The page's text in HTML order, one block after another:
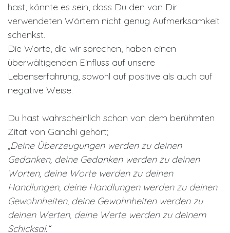
hast, könnte es sein, dass Du den von Dir
verwendeten Wörtern nicht genug Aufmerksamkeit
schenkst.
Die Worte, die wir sprechen, haben einen
überwältigenden Einfluss auf unsere
Lebenserfahrung, sowohl auf positive als auch auf
negative Weise.
Du hast wahrscheinlich schon von dem berühmten
Zitat von Gandhi gehört;
„Deine Überzeugungen werden zu deinen
Gedanken, deine Gedanken werden zu deinen
Worten, deine Worte werden zu deinen
Handlungen, deine Handlungen werden zu deinen
Gewohnheiten, deine Gewohnheiten werden zu
deinen Werten, deine Werte werden zu deinem
Schicksal.“